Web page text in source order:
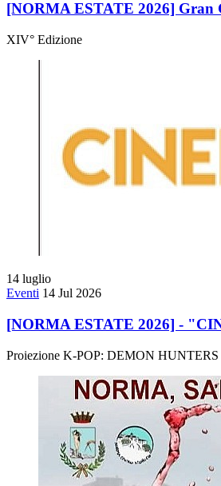
[NORMA ESTATE 2026] Gran
XIV° Edizione
14 luglio
Eventi 14 Jul 2026
[NORMA ESTATE 2026] -
Proiezione K-POP: DEMON HUNTERS